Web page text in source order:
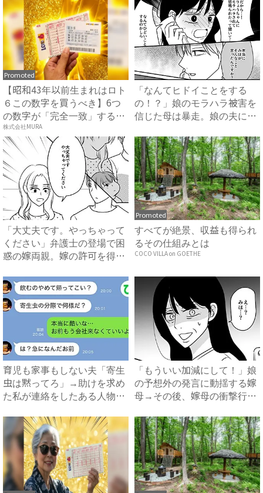
Promoted
【昭和43年以前生まれはロト
６この数字を買うべき】6つ
の数字が「完全一致」する
方...
株式会社MURA
「なんてヒドイことをする
の！？」娘のモラハラ被害を
信じた母は暴走。娘の夫に電
「大丈夫です。やっちゃって
ください」弁護士の登場で困
惑の嫁両親。嫁の許可を得た
Promoted
すべてが絶景、収益も得られ
るその仕組みとは
COCO VILLA on GOETHE
育児も家事もしない夫「寄生
虫は黙ってろ」→助けを求め
た私が連絡をしたある人物と
「もういい加減にして！」娘
の予想外の発言に動揺する嫁
母→その後、嫁母の衝撃行動